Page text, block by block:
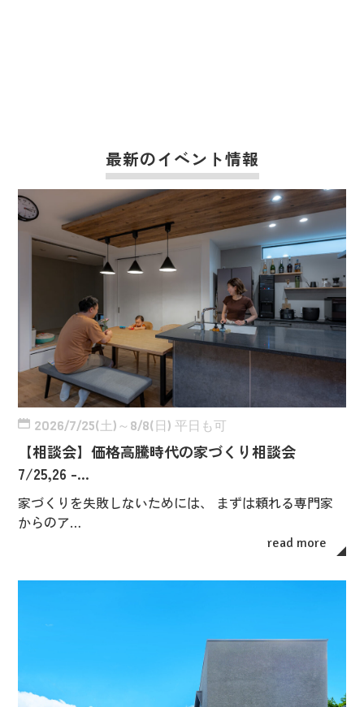
最新のイベント情報
2026/7/25(土)～8/8(日) 平日も可
【相談会】価格高騰時代の家づくり相談会
7/25,26 -…
家づくりを失敗しないためには、 まずは頼れる専門家
からのア…
read more